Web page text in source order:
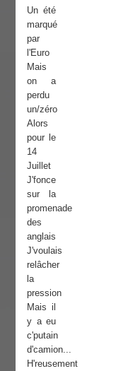
Un été
marqué
par
l'Euro
Mais
on a
perdu
un/zéro
Alors
pour le
14
Juillet
J'fonce
sur la
promenade
des
anglais
J'voulais
relâcher
la
pression
Mais il
y a eu
c'putain
d'camion...
H'reusement